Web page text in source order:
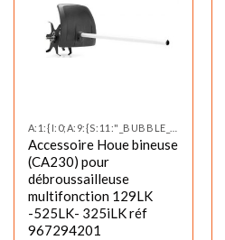
Accessoire Houe bineuse
(CA230) pour
débroussailleuse
multifonction 129LK
-525LK- 325iLK réf
967294201